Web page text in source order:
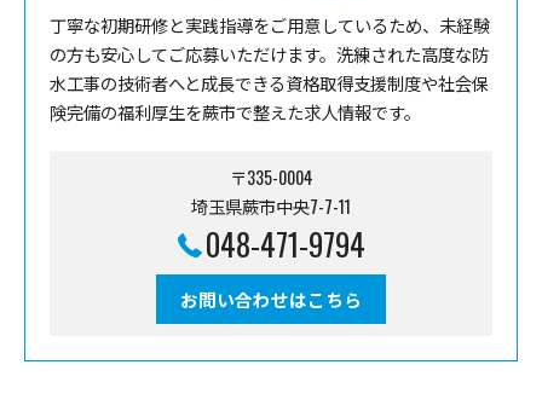
丁寧な初期研修と実践指導をご用意しているため、未経験
の方も安心してご応募いただけます。洗練された高度な防
水工事の技術者へと成長できる資格取得支援制度や社会保
険完備の福利厚生を蕨市で整えた求人情報です。
〒335-0004
埼玉県蕨市中央7-7-11
048-471-9794
お問い合わせはこちら